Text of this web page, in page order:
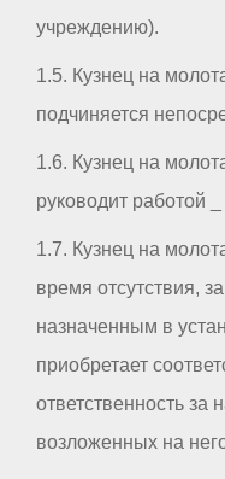
учреждению).
1.5. Кузнец на
подчиняется
1.6. Кузнец на
руководит работой
1.7. Кузнец на
время отсутствия,
назначенным в
приобретает
ответственность
возложенных на